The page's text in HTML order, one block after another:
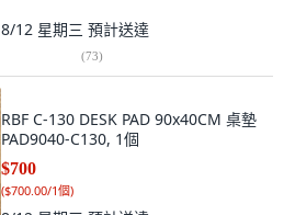
8/12 星期三 預計送達
(73)
RBF C-130 DESK PAD 90x40CM 桌墊
PAD9040-C130, 1個
$700
($700.00/1個)